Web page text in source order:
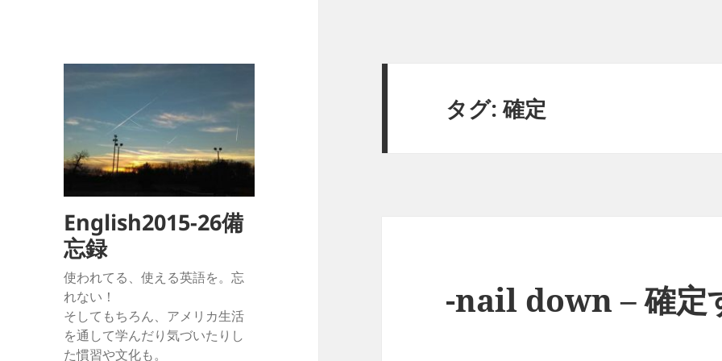
English2015-26備
忘録
使われてる、使える英語を。忘
れない！
そしてもちろん、アメリカ生活
を通して学んだり気づいたりし
た慣習や文化も。
タグ:確定
-nail down – 確定